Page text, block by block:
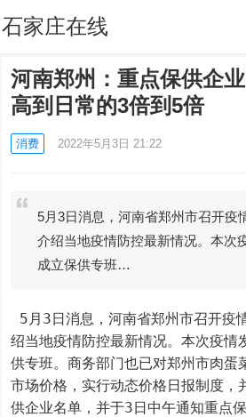
石家庄在线
河南郑州：重点保供企
高到日常的3倍到5倍
消费 2022年5月3日 21:22
5月3日消息，河南省郑州市召开疫
介绍当地疫情防控最新情况。本次
成立保供专班…
绍当地疫情防控最新情况。本次疫情
供专班。商务部门也已对郑州市肉蛋
市场价格，实行动态价格日报制度，
供企业名单，并于3日中午通知重点